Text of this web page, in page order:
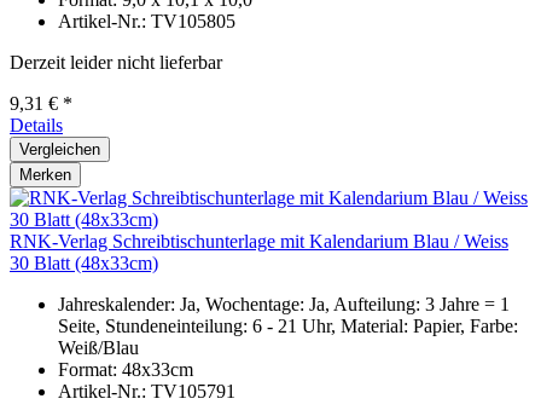
Artikel-Nr.: TV105805
Derzeit leider nicht lieferbar
9,31 € *
Details
Vergleichen
Merken
RNK-Verlag Schreibtischunterlage mit Kalendarium Blau / Weiss
30 Blatt (48x33cm)
Jahreskalender: Ja, Wochentage: Ja, Aufteilung: 3 Jahre = 1
Seite, Stundeneinteilung: 6 - 21 Uhr, Material: Papier, Farbe:
Weiß/Blau
Format: 48x33cm
Artikel-Nr.: TV105791